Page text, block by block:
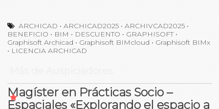
ARCHICAD •ARCHICAD2025 •ARCHIVCAD2025 •
BENEFICIO • BIM • DESCUENTO • GRAPHISOFT•
Graphisoft Archicad • Graphisoft BIMcloud • Graphisoft BIMx
• LICENCIA ARCHICAD
Magíster en Prácticas Socio –
Espaciales «Explorando el espacio a